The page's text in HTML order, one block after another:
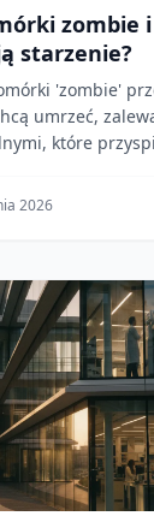
zombie
starzenie?
'zombie'
umrzeć,
które
2026